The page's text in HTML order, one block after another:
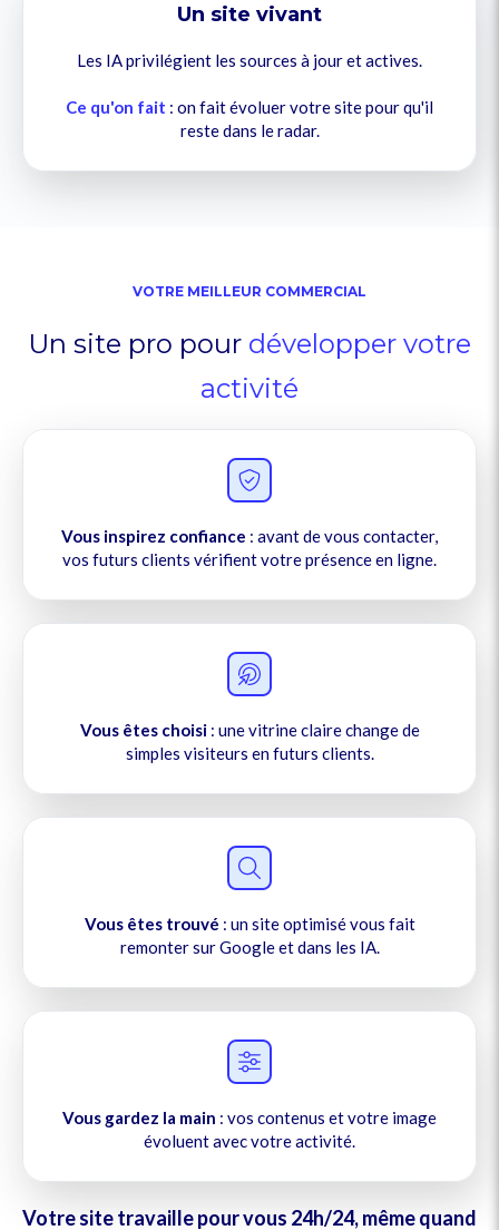
Un site vivant
Les IA privilégient les sources à jour et actives.
Ce qu'on fait : on fait évoluer votre site pour qu'il
reste dans le radar.
VOTRE MEILLEUR COMMERCIAL
Un site pro pour développer votre
activité
Vous inspirez confiance : avant de vous contacter,
vos futurs clients vérifient votre présence en ligne.
Vous êtes choisi: une vitrine claire change de
simples visiteurs en futurs clients.
Vous êtes trouvé : un site optimisé vous fait
remonter sur Google et dans les IA.
Vous gardez la main : vos contenus et votre image
évoluent avec votre activité.
Votre site travaille pour vous 24h/24, même quand